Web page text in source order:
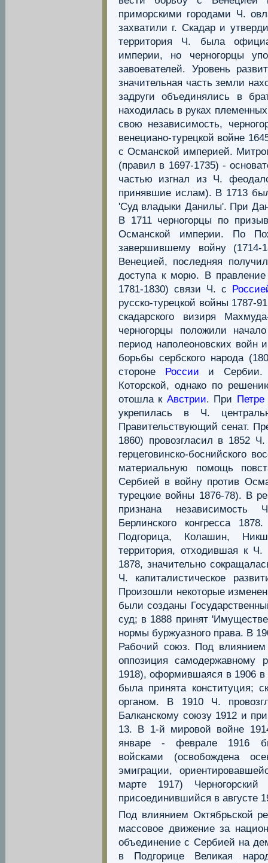
приморскими городами Ч.
захватили г. Скадар и
территория Ч. была
империи, но черногорцы
завоевателей. Уровень
значительная часть земли
задруги объединялись в
находилась в руках
свою независимость,
венециано-турецкой войне
с Османской империей.
(правил в 1697-1735) -
частью изгнал из Ч.
принявшие ислам). В 1713
'Суд владыки Данилы'. При
В 1711 черногорцы по
Османской империи. По
завершившему войну
Венецией, последняя
доступа к морю. В
1781-1830) связи Ч. с
русско-турецкой войны 1787-
скадарского визиря
черногорцы положили
период наполеоновских войн
борьбы сербского народа
стороне России и Сербии.
Которской, однако по
отошла к Австрии. При Петре
укрепилась в Ч.
Правительствующий сенат.
1860) провозгласил в 1852
герцеговинско-боснийского
материальную помощь
Сербией в войну против
турецкие войны 1876-78). В
признана
Берлинского конгресса
Подгорица, Колашин,
территория, отходившая к
1878, значительно
Ч. капиталистическое
Произошли некоторые
были созданы
суд; в 1888 принят
нормы буржуазного права. В
Рабочий союз. Под
оппозиция самодержавному
1918), оформившаяся в 1906
была принята конституция;
органом. В 1910 Ч.
Балканскому союзу 1912 и
13. В 1-й мировой войне
январе - феврале 1916
войсками (освобождена
эмиграции,
марте 1917) Черногорский
присоединившийся в августе
Под влиянием Октябрьской
массовое движение за
объединение с Сербией на
в Подгорице Великая